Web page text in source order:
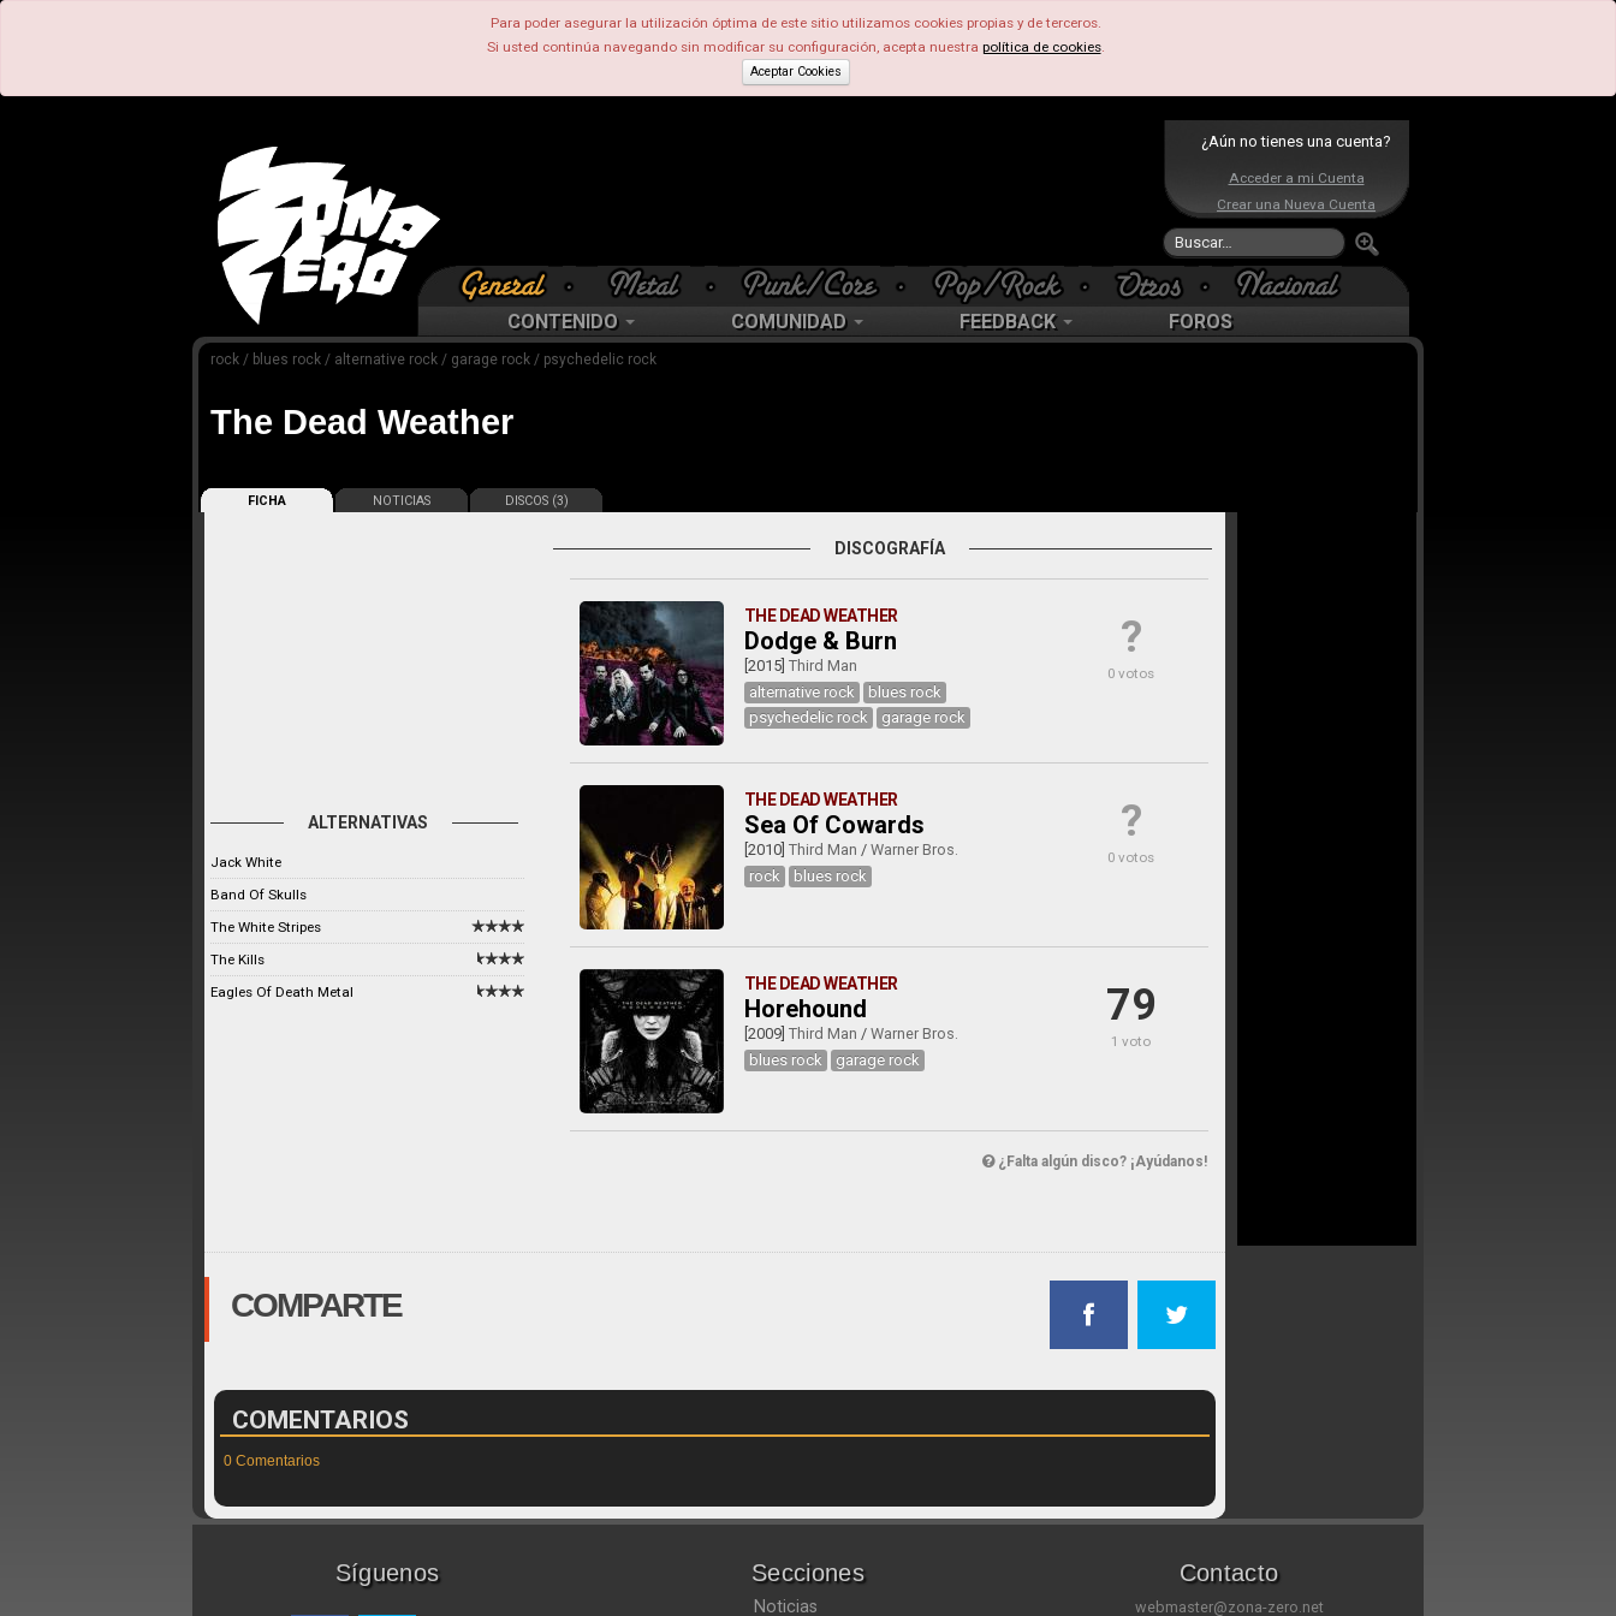
Para poder asegurar la utilización óptima de este sitio utilizamos cookies propias y de terceros.
Si usted continúa navegando sin modificar su configuración, acepta nuestra política de cookies.
Aceptar Cookies
¿Aún no tienes una cuenta?
Acceder a mi Cuenta
Crear una Nueva Cuenta
CONTENIDO COMUNIDAD FEEDBACK FOROS
rock / blues rock / alternative rock / garage rock / psychedelic rock
The Dead Weather
FICHA NOTICIAS DISCOS (3)
ALTERNATIVAS
Jack White
Band Of Skulls
The White Stripes
The Kills
Eagles Of Death Metal
DISCOGRAFÍA
THE DEAD WEATHER
Dodge & Burn
[2015] Third Man
alternative rock
blues rock
psychedelic rock
garage rock
?
0 votos
THE DEAD WEATHER
Sea Of Cowards
[2010] Third Man / Warner Bros.
rock
blues rock
?
0 votos
THE DEAD WEATHER
Horehound
[2009] Third Man / Warner Bros.
blues rock
garage rock
79
1 voto
¿Falta algún disco? ¡Ayúdanos!
COMPARTE
COMENTARIOS
0 Comentarios
Síguenos Secciones
Noticias
Contacto
webmaster@zona-zero.net